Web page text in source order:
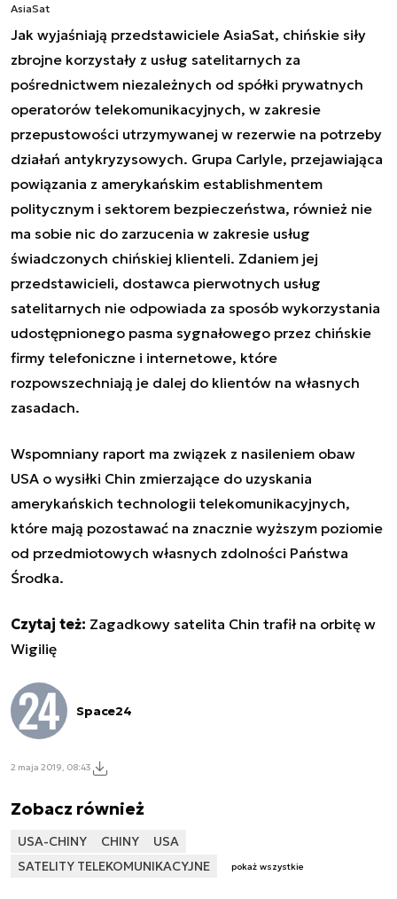
AsiaSat
Jak wyjaśniają przedstawiciele AsiaSat, chińskie siły
zbrojne korzystały z usług satelitarnych za
pośrednictwem niezależnych od spółki prywatnych
operatorów telekomunikacyjnych, w zakresie
przepustowości utrzymywanej w rezerwie na potrzeby
działań antykryzysowych. Grupa Carlyle, przejawiająca
powiązania z amerykańskim establishmentem
politycznym i sektorem bezpieczeństwa, również nie
ma sobie nic do zarzucenia w zakresie usług
świadczonych chińskiej klienteli. Zdaniem jej
przedstawicieli, dostawca pierwotnych usług
satelitarnych nie odpowiada za sposób wykorzystania
udostępnionego pasma sygnałowego przez chińskie
firmy telefoniczne i internetowe, które
rozpowszechniają je dalej do klientów na własnych
zasadach.
Wspomniany raport ma związek z nasileniem obaw
USA o wysiłki Chin zmierzające do uzyskania
amerykańskich technologii telekomunikacyjnych,
które mają pozostawać na znacznie wyższym poziomie
od przedmiotowych własnych zdolności Państwa
Środka.
Czytaj też: Zagadkowy satelita Chin trafił na orbitę w
Wigilię
Space24
2 maja 2019, 08:43
Zobacz również
USA-CHINY CHINY
USA
SATELITY TELEKOMUNIKACYJNE
pokaż wszystkie